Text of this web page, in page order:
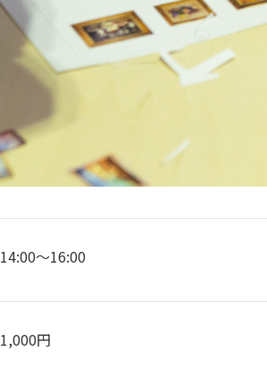
14:00〜16:00
1,000円